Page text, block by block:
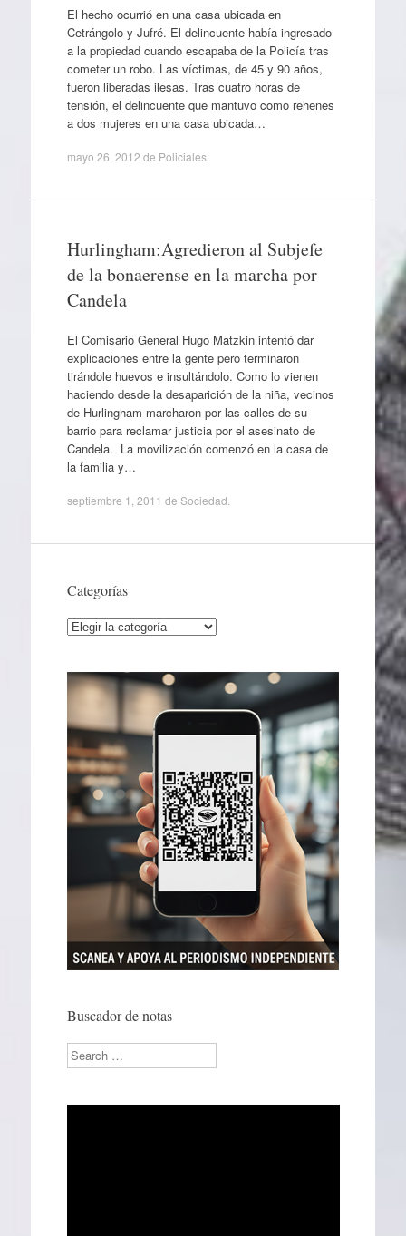
El hecho ocurrió en una casa ubicada en
Cetrángolo y Jufré. El delincuente había ingresado
a la propiedad cuando escapaba de la Policía tras
cometer un robo. Las víctimas, de 45 y 90 años,
fueron liberadas ilesas. Tras cuatro horas de
tensión, el delincuente que mantuvo como rehenes
a dos mujeres en una casa ubicada…
mayo 26, 2012 de Policiales.
Hurlingham:Agredieron al Subjefe
de la bonaerense en la marcha por
Candela
El Comisario General Hugo Matzkin intentó dar
explicaciones entre la gente pero terminaron
tirándole huevos e insultándolo. Como lo vienen
haciendo desde la desaparición de la niña, vecinos
de Hurlingham marcharon por las calles de su
barrio para reclamar justicia por el asesinato de
Candela. La movilización comenzó en la casa de
la familia y…
septiembre 1, 2011 de Sociedad
Categorías
Categorías
Buscador de notas
Search